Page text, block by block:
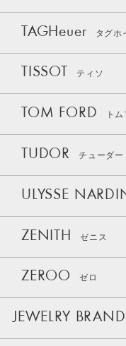
TAGHeuer タグホ
TISSOT ティソ
TOM FORD ト
TUDOR チューダー
ULYSSE
ZENITH ゼニス
ZEROO ゼロ
JEWELRY BRAND